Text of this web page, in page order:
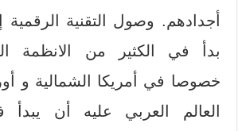
أجدادهم. وصول التقنية
بدأ في الكثير من الانظمة
خصوصا في أمريكا الشمالية و
العالم العربي عليه أن يبدأ